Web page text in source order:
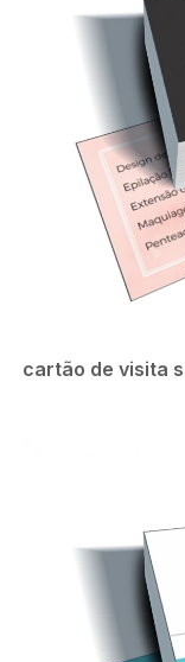
cartão de visita